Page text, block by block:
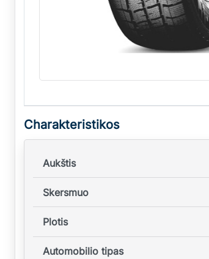
Charakteristikos
Aukštis
Skersmuo
Plotis
Automobilio tipas